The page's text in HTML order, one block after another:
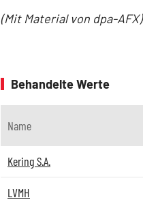
(Mit Material von dpa-AFX)
Behandelte Werte
Name
Kering S.A.
LVMH